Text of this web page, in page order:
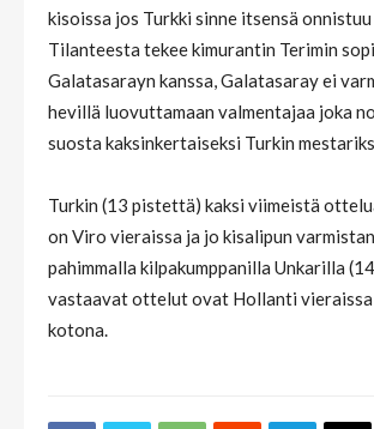
kisoissa jos Turkki sinne itsensä onnistuu
Tilanteesta tekee kimurantin Terimin
Galatasarayn kanssa, Galatasaray ei
hevillä luovuttamaan valmentajaa joka
suosta kaksinkertaiseksi Turkin
Turkin (13 pistettä) kaksi viimeistä
on Viro vieraissa ja jo kisalipun
pahimmalla kilpakumppanilla Unkarilla
vastaavat ottelut ovat Hollanti vieraissa
kotona.